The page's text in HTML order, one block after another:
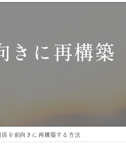
きに再構築
を前向きに再構築する方法